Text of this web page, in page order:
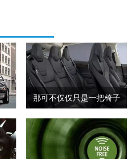
那可不仅仅只是一把椅子